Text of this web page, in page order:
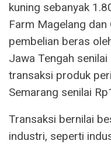
kuning sebanyak
Farm Magelang dan
pembelian beras
Jawa Tengah
transaksi produk
Semarang senilai
Transaksi bernilai
industri, seperti